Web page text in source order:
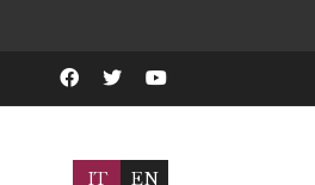
IT EN